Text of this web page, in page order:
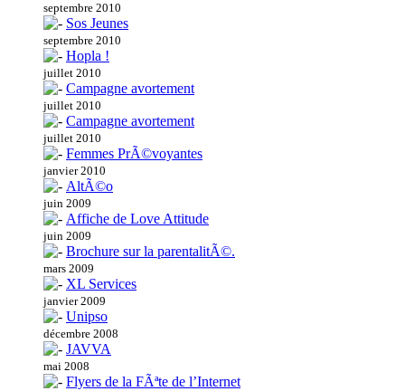
septembre 2010
Sos Jeunes
septembre 2010
Hopla !
juillet 2010
Campagne avortement
juillet 2010
Campagne avortement
juillet 2010
Femmes PrÃ©voyantes
janvier 2010
AltÃ©o
juin 2009
Affiche de Love Attitude
juin 2009
Brochure sur la parentalitÃ©.
mars 2009
XL Services
janvier 2009
Unipso
décembre 2008
JAVVA
mai 2008
Flyers de la FÃªte de l’Internet